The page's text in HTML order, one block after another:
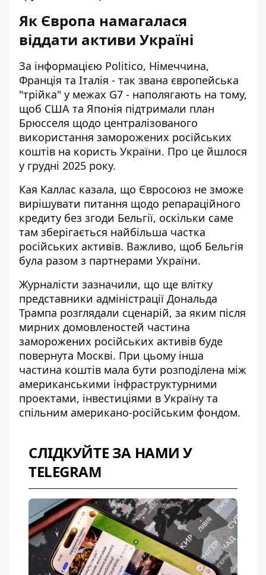
Як Європа намагалася
віддати активи Україні
За інформацією Politico, Німеччина,
Франція та Італія - так звана європейська
"трійка" у межах G7 - наполягають на тому,
щоб США та Японія підтримали план
Брюсселя щодо централізованого
використання заморожених російських
коштів на користь України. Про це йшлося
у грудні 2025 року.
Кая Каллас казала, що Євросоюз не зможе
вирішувати питання щодо репараційного
кредиту без згоди Бельгії, оскільки саме
там зберігається найбільша частка
російських активів. Важливо, щоб Бельгія
була разом з партнерами України.
Журналісти зазначили, що ще влітку
представники адміністрації Дональда
Трампа розглядали сценарій, за яким після
мирних домовленостей частина
заморожених російських активів буде
повернута Москві. При цьому інша
частина коштів мала бути розподілена між
американськими інфраструктурними
проектами, інвестиціями в Україну та
спільним американо-російським фондом.
СЛІДКУЙТЕ ЗА НАМИ У
TELEGRAM